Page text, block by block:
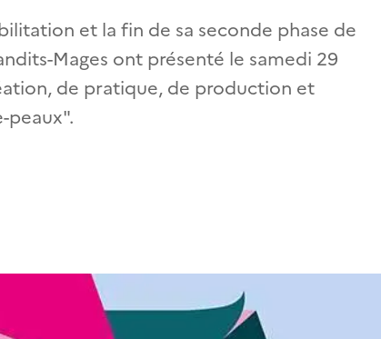
et la fin de sa seconde phase de
Mages ont présenté le samedi 29
de pratique, de production et
peaux".